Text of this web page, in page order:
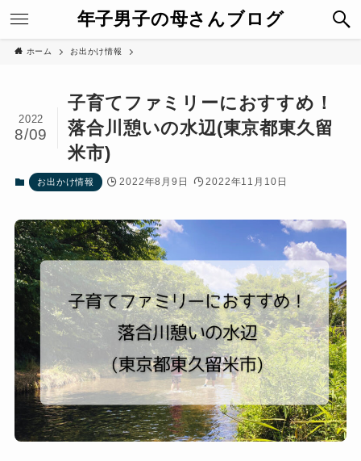
年子男子の母さんブログ
ホーム お出かけ情報
子育てファミリーにおすすめ！
落合川憩いの水辺(東京都東久留
米市)
2022
8/09
お出かけ情報 2022年8月9日 2022年11月10日